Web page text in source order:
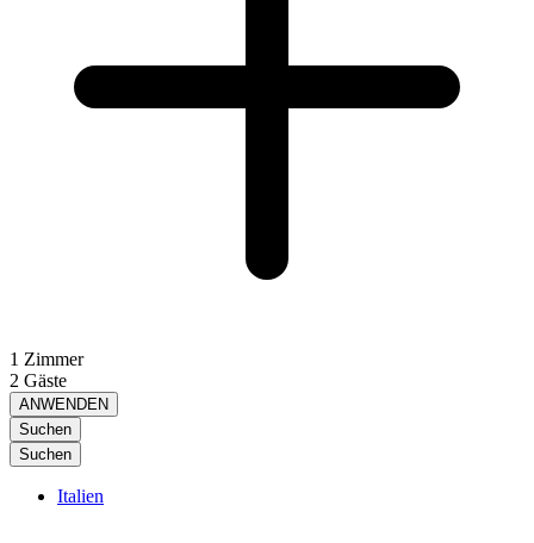
1 Zimmer
2 Gäste
ANWENDEN
Suchen
Suchen
Italien